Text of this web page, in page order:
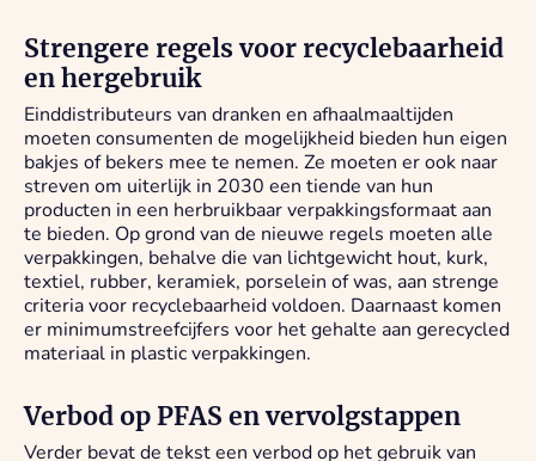
Strengere regels voor recyclebaarheid
en hergebruik
Einddistributeurs van dranken en afhaalmaaltijden
moeten consumenten de mogelijkheid bieden hun eigen
bakjes of bekers mee te nemen. Ze moeten er ook naar
streven om uiterlijk in 2030 een tiende van hun
producten in een herbruikbaar verpakkingsformaat aan
te bieden. Op grond van de nieuwe regels moeten alle
verpakkingen, behalve die van lichtgewicht hout, kurk,
textiel, rubber, keramiek, porselein of was, aan strenge
criteria voor recyclebaarheid voldoen. Daarnaast komen
er minimumstreefcijfers voor het gehalte aan gerecycled
materiaal in plastic verpakkingen.
Verbod op PFAS en vervolgstappen
Verder bevat de tekst een verbod op het gebruik van